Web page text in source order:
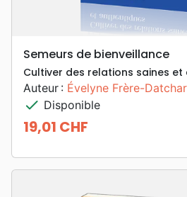
Semeurs de bienveillance
Cultiver des relations saines
Auteur : Évelyne Frère-
check Disponible
Prix
19,01 CHF